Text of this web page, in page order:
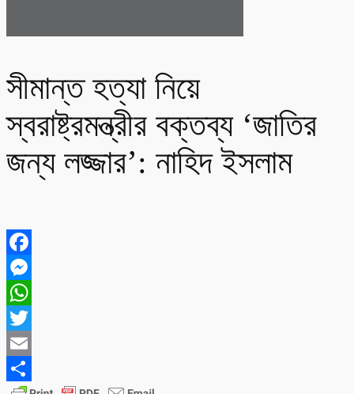
সীমান্ত হত্যা নিয়ে
স্বরাষ্ট্রমন্ত্রীর বক্তব্য ‘জাতির
জন্য লজ্জার’: নাহিদ ইসলাম
Facebook
Messenger
WhatsApp
Twitter
Email